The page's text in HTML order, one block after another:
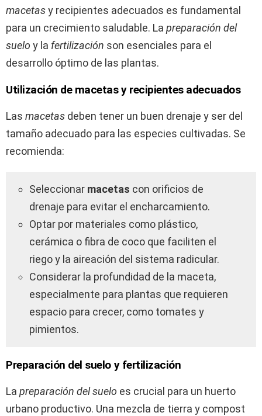
macetasy recipientes adecuados es fundamental
para un crecimiento saludable. La preparación del
suelo y la fertilización son esenciales para el
desarrollo óptimo de las plantas.
Utilización de macetas y recipientes adecuados
Las macetas deben tener un buen drenaje y ser del
tamaño adecuado para las especies cultivadas. Se
recomienda:
Seleccionar macetas con orificios de
drenaje para evitar el encharcamiento.
Optar por materiales como plástico,
cerámica o fibra de coco que faciliten el
riego y la aireación del sistema radicular.
Considerar la profundidad de la maceta,
especialmente para plantas que requieren
espacio para crecer, como tomates y
pimientos.
Preparación del suelo y fertilización
La preparación del suelo es crucial para un huerto
urbano productivo. Una mezcla de tierra y compost